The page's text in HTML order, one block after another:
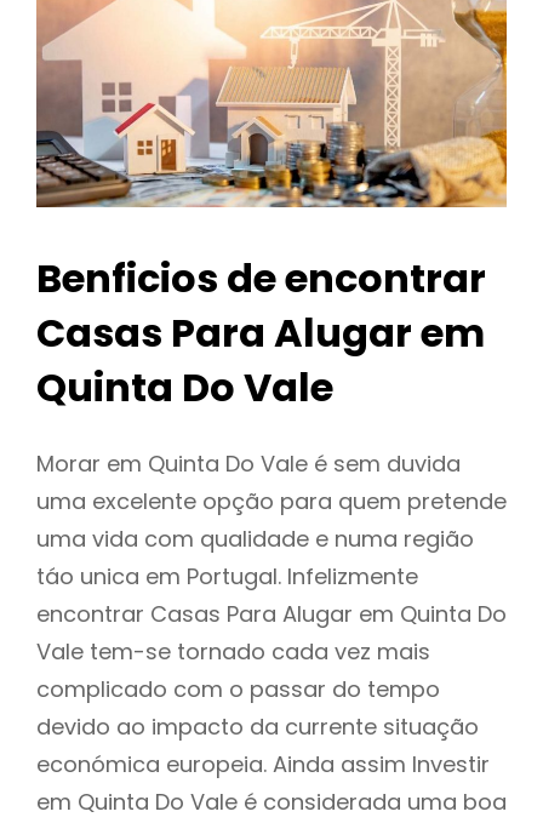
Benficios de encontrar
Casas Para Alugar em
Quinta Do Vale
Morar em Quinta Do Vale é sem duvida
uma excelente opção para quem pretende
uma vida com qualidade e numa região
táo unica em Portugal. Infelizmente
encontrar Casas Para Alugar em Quinta Do
Vale tem-se tornado cada vez mais
complicado com o passar do tempo
devido ao impacto da currente situação
económica europeia. Ainda assim Investir
em Quinta Do Vale é considerada uma boa